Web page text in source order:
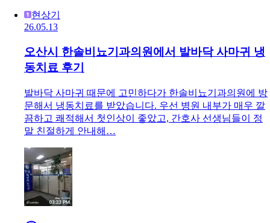
현상기
26.05.13
오산시 한솔비뇨기과의원에서 발바닥 사마귀 냉
동치료 후기
발바닥 사마귀 때문에 고민하다가 한솔비뇨기과의원에 방
문해서 냉동치료를 받았습니다. 우선 병원 내부가 매우 깔
끔하고 쾌적해서 첫인상이 좋았고, 간호사 선생님들이 정
말 친절하게 안내해…